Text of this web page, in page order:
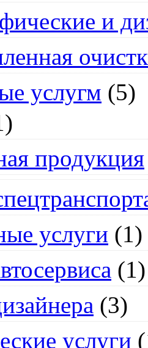
и
услугм (5)
продукция
услуги (1)
(1)
(3)
услуги